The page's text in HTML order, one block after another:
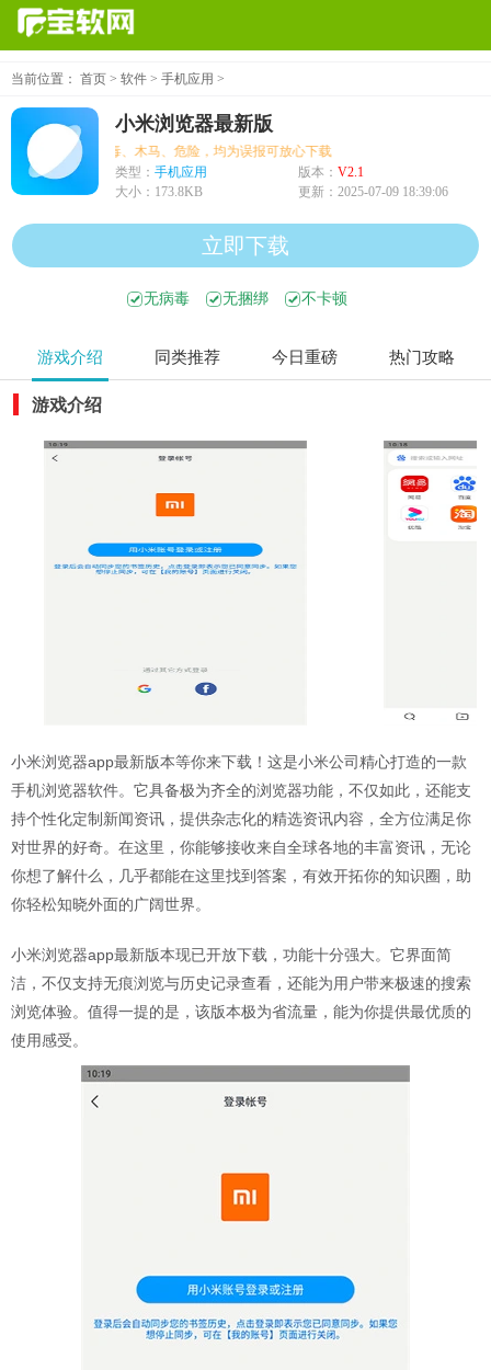
当前位置： 首页 > 软件 > 手机应用 >
小米浏览器最新版
机型提示病毒、木马、危险，均为误报可放心下载
类型： 手机应用 版本： V2.1
大小： 173.8KB 更新： 2025-07-09 18:39:06
立即下载
无病毒 无捆绑 不卡顿
游戏介绍 同类推荐 今日重磅 热门攻略
游戏介绍
小米浏览器app最新版本等你来下载！这是小米公司精心打造的一款
手机浏览器软件。它具备极为齐全的浏览器功能，不仅如此，还能支
持个性化定制新闻资讯，提供杂志化的精选资讯内容，全方位满足你
对世界的好奇。在这里，你能够接收来自全球各地的丰富资讯，无论
你想了解什么，几乎都能在这里找到答案，有效开拓你的知识圈，助
你轻松知晓外面的广阔世界。
小米浏览器app最新版本现已开放下载，功能十分强大。它界面简
洁，不仅支持无痕浏览与历史记录查看，还能为用户带来极速的搜索
浏览体验。值得一提的是，该版本极为省流量，能为你提供最优质的
使用感受。